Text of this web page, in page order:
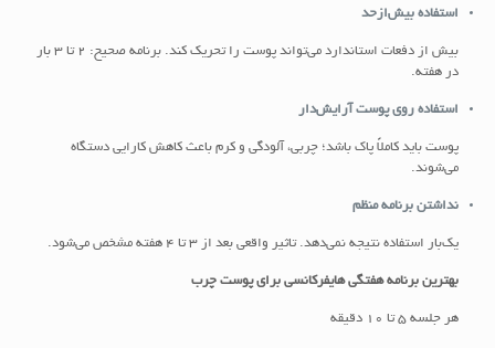
استفاده بیش‌ازحد
بیش از دفعات استاندارد می‌تواند پوست را تحریک کند. برنامه صحیح: ۲ تا ۳ بار
در هفته.
استفاده روی پوست آرایش‌دار
پوست باید کاملاً پاک باشد؛ چربی، آلودگی و کرم باعث کاهش کارایی دستگاه
می‌شوند.
نداشتن برنامه منظم
یک‌بار استفاده نتیجه نمی‌دهد. تاثیر واقعی بعد از ۳ تا ۴ هفته مشخص می‌شود.
بهترین برنامه هفتگی هایفرکانسی برای پوست چرب
هر جلسه ۵ تا ۱۰ دقیقه